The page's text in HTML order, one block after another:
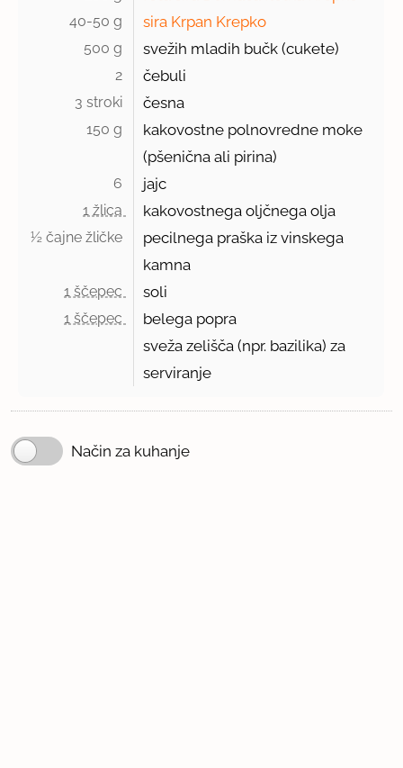
40-50 g sira Krpan Krepko
500 g svežih mladih bučk (cukete)
2 čebuli
3 stroki česna
150 g
kakovostne polnovredne moke
(pšenična ali pirina)
6 jajc
1 žlica kakovostnega oljčnega olja
½ čajne žličke
pecilnega praška iz vinskega
kamna
1 ščepec soli
1 ščepec
belega popra
sveža zelišča (npr. bazilika) za
serviranje
Način za kuhanje